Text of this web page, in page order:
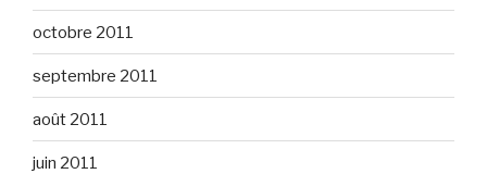
octobre 2011
septembre 2011
août 2011
juin 2011